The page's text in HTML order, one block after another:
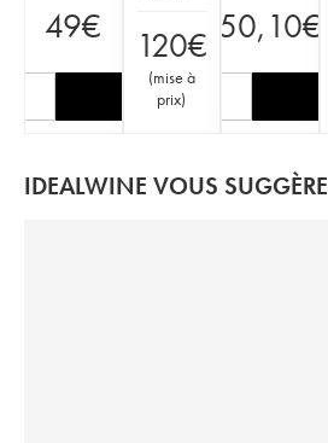
49€ 120€
(mise à
prix)
50,10€
IDEALWINE VOUS SUGGÈRE